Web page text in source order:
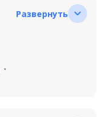
Развернуть